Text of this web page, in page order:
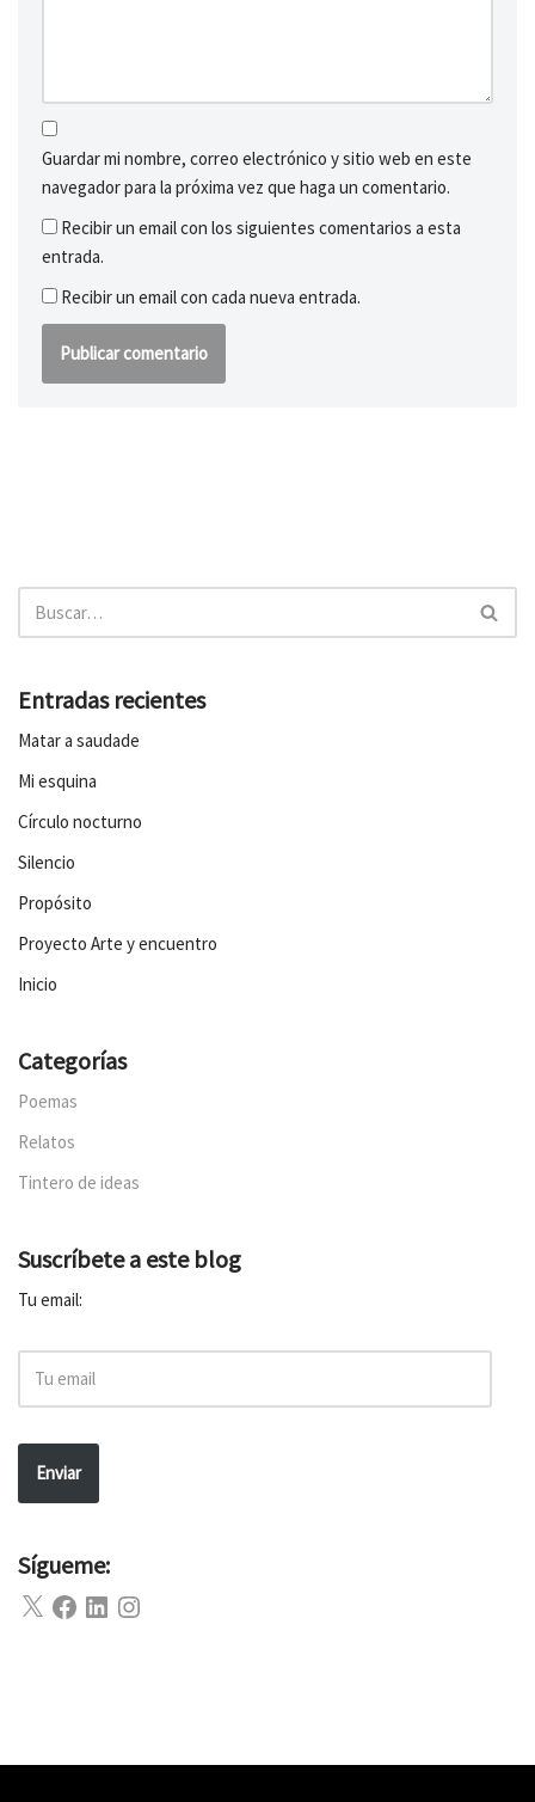
Guardar mi nombre, correo electrónico y sitio web en este
navegador para la próxima vez que haga un comentario.
Recibir un email con los siguientes comentarios a esta
entrada.
Recibir un email con cada nueva entrada.
Entradas recientes
Matar a saudade
Mi esquina
Círculo nocturno
Silencio
Propósito
Proyecto Arte y encuentro
Inicio
Categorías
Poemas
Relatos
Tintero de ideas
Suscríbete a este blog
Tu email:
Enviar
Sígueme: